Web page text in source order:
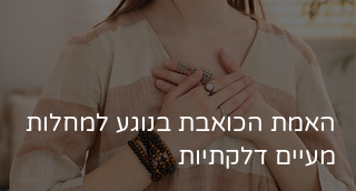
האמת הכואבת בנוגע למחלות
מעיים דלקתיות